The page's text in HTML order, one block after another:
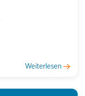
Weiterlesen